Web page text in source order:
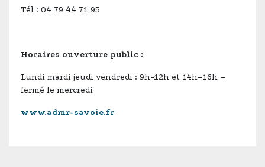
Tél : 04 79 44 71 95
Horaires ouverture public :
Lundi mardi jeudi vendredi : 9h-12h et 14h–16h –
fermé le mercredi
www.admr-savoie.fr